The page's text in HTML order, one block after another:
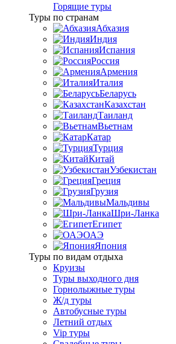
Горящие туры
Туры по странам
Абхазия
Индия
Испания
Россия
Армения
Италия
Беларусь
Казахстан
Таиланд
Вьетнам
Катар
Турция
Китай
Узбекистан
Греция
Грузия
Мальдивы
Шри-Ланка
Египет
ОАЭ
Япония
Туры по видам отдыха
Круизы
Туры выходного дня
Горнолыжные туры
Ж/д туры
Автобусные туры
Летний отдых
Vip туры